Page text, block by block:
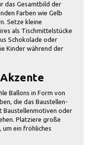
das Gesamtbild der
Farben wie Gelb
Setze kleine
als Tischmittelstücke
Schokolade oder
Kinder während der
Ballons in Form von
die das Baustellen-
Baustellenmotiven oder
Platziere große
um ein fröhliches